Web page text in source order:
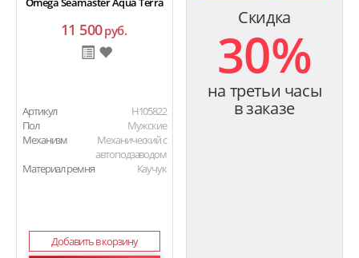
11 500руб.
Артикул
H105822
Пол
Мужские
Механизм
Механический с
автоподзаводом
Материал ремня
Каучук
Добавить в корзину
Скидка
30%
на третьи часы
в заказе